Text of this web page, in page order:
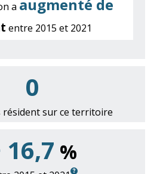
a augmenté de
entre 2015 et 2021
0
résident sur ce territoire
16,7 %